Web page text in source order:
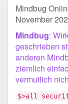
Mindbug
November
Mindbug:
geschrieben
anderen
ziemlich
vermutlich
$>all